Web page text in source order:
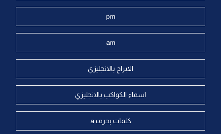
pm
am
الابراج بالانجليزي
اسماء الكواكب بالانجليزي
كلمات بحرف a